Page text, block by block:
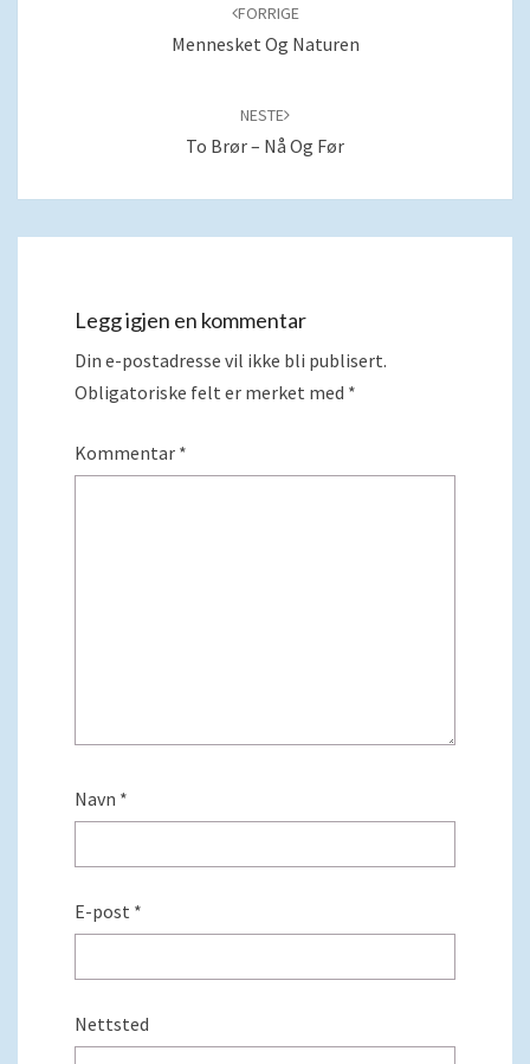
FORRIGE
Mennesket Og Naturen
NESTE
To Brør – Nå Og Før
Legg igjen en kommentar
Din e-postadresse vil ikke bli publisert.
Obligatoriske felt er merket med *
Kommentar *
Navn *
E-post *
Nettsted